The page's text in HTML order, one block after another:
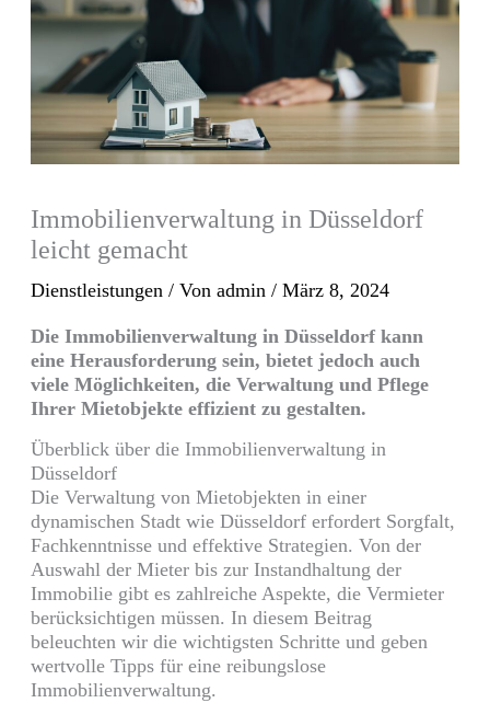
Immobilienverwaltung in Düsseldorf
leicht gemacht
Dienstleistungen / Vonadmin/März 8, 2024
Die Immobilienverwaltung in Düsseldorf kann
eine Herausforderung sein, bietet jedoch auch
viele Möglichkeiten, die Verwaltung und Pflege
Ihrer Mietobjekte effizient zu gestalten.
Überblick über die Immobilienverwaltung in
Düsseldorf
Die Verwaltung von Mietobjekten in einer
dynamischen Stadt wie Düsseldorf erfordert Sorgfalt,
Fachkenntnisse und effektive Strategien. Von der
Auswahl der Mieter bis zur Instandhaltung der
Immobilie gibt es zahlreiche Aspekte, die Vermieter
berücksichtigen müssen. In diesem Beitrag
beleuchten wir die wichtigsten Schritte und geben
wertvolle Tipps für eine reibungslose
Immobilienverwaltung.